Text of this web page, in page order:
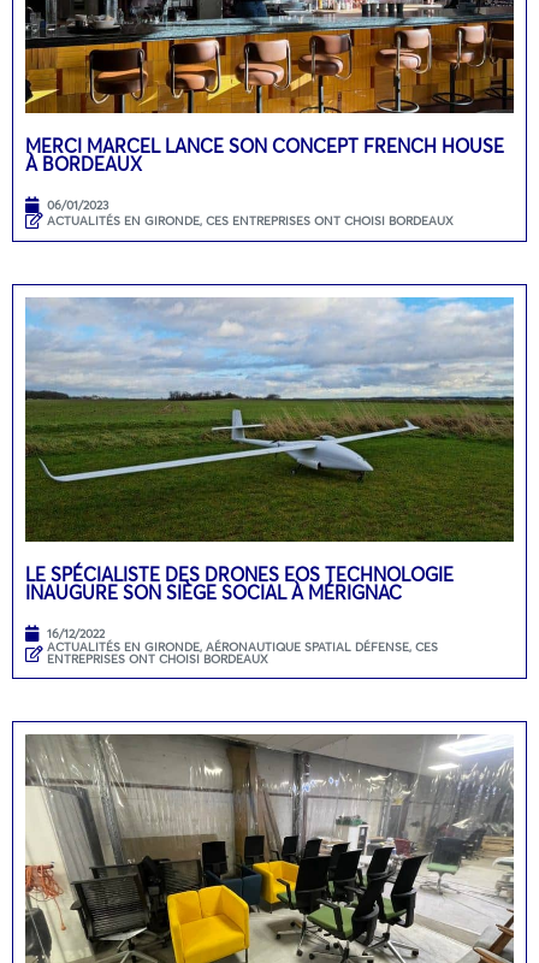
MERCI MARCEL LANCE SON CONCEPT FRENCH HOUSE
À BORDEAUX
06/01/2023
ACTUALITÉS EN GIRONDE, CES ENTREPRISES ONT CHOISI BORDEAUX
LE SPÉCIALISTE DES DRONES EOS TECHNOLOGIE
INAUGURE SON SIÈGE SOCIAL À MÉRIGNAC
16/12/2022
ACTUALITÉS EN GIRONDE, AÉRONAUTIQUE SPATIAL DÉFENSE, CES
ENTREPRISES ONT CHOISI BORDEAUX